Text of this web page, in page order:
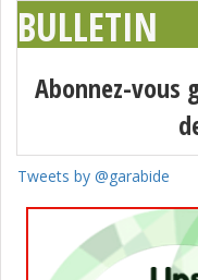
BULLETIN
Abonnez-vous
Tweets by @garabide